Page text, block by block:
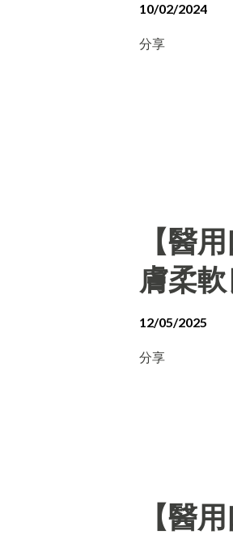
10/02/2024
分享
【醫
膚柔
12/05/2025
分享
【醫